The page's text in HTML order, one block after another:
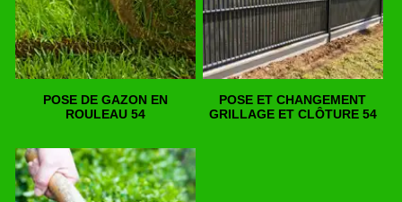
POSE DE GAZON EN
ROULEAU 54
POSE ET CHANGEMENT
GRILLAGE ET CLÔTURE 54